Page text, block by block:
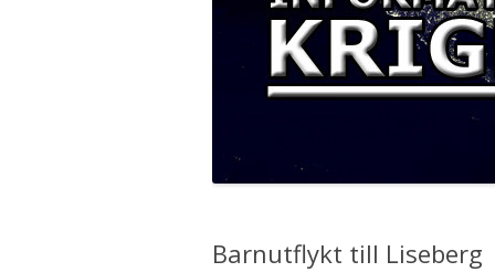
Barnutflykt till Liseberg